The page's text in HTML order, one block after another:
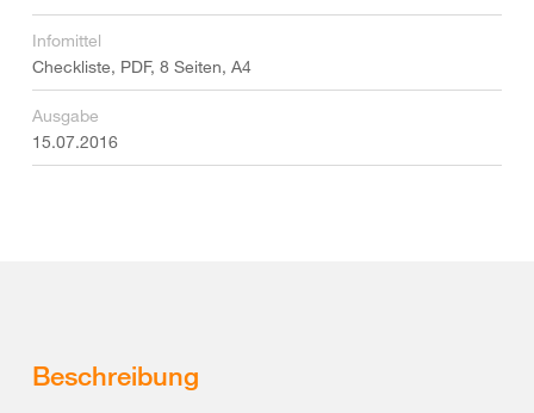
Infomittel
Checkliste, PDF, 8 Seiten, A4
Ausgabe
15.07.2016
Beschreibung